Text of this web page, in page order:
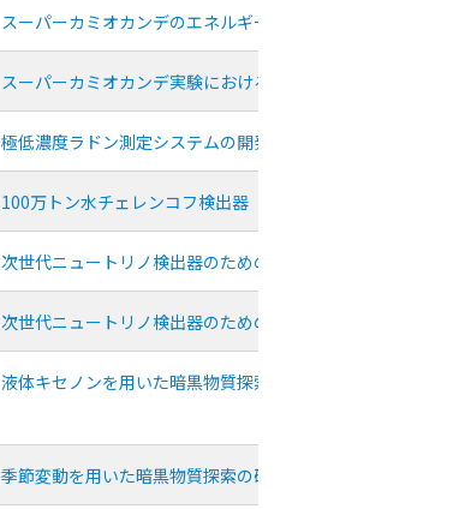
スーパーカミオカンデのエネルギーキャリブレーション
スーパーカミオカンデ実験における検出器シミュレーション
極低濃度ラドン測定システムの開発
100万トン水チェレンコフ検出器（ハイパーカミオカンデ）
次世代ニュートリノ検出器のための大口径光検出器の開発と
次世代ニュートリノ検出器のためのソフトウエア開発
液体キセノンを用いた暗黒物質探索
季節変動を用いた暗黒物質探索の研究